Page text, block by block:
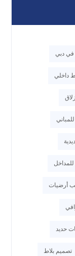
في دبي
داخلي
للمداخل
أرضيات
حديد
تصميم بلاط